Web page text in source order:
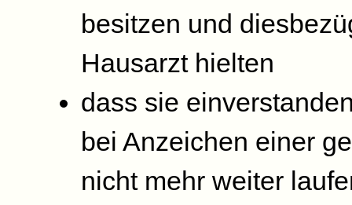
besitzen und
Hausarzt hielten
dass sie
bei Anzeichen einer
nicht mehr weiter